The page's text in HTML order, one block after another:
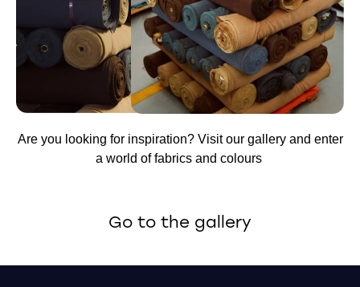
Are you looking for inspiration? Visit our gallery and enter
a world of fabrics and colours
Go to the gallery